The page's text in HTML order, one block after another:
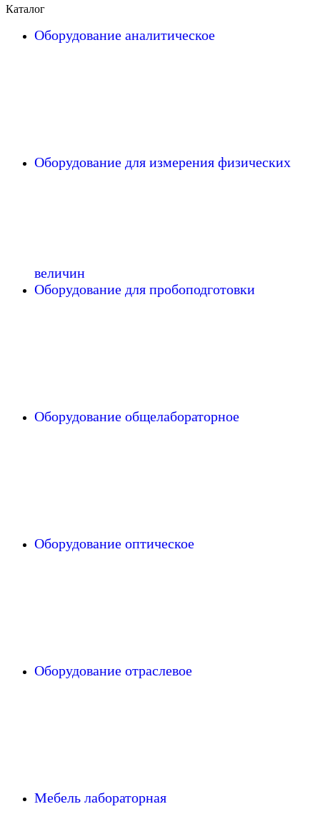
Каталог
Оборудование аналитическое
Оборудование для измерения физических
величин
Оборудование для пробоподготовки
Оборудование общелабораторное
Оборудование оптическое
Оборудование отраслевое
Мебель лабораторная